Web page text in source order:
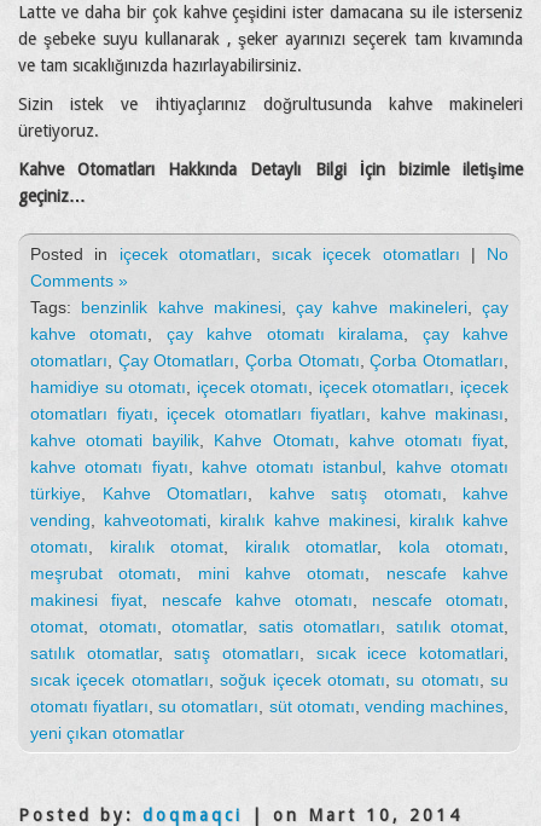
Latte ve daha bir çok kahve çeşidini ister damacana su ile isterseniz
de şebeke suyu kullanarak , şeker ayarınızı seçerek tam kıvamında
ve tam sıcaklığınızda hazırlayabilirsiniz.
Sizin istek ve ihtiyaçlarınız doğrultusunda kahve makineleri
üretiyoruz.
Kahve Otomatları Hakkında Detaylı Bilgi İçin bizimle iletişime
geçiniz…
Posted in içecek otomatları sıcak içecek otomatları | No
Comments »
Tags: benzinlik kahve makinesi,çay kahve makineleri,çay
kahve otomatı
çay kahve otomatı kiralama
çay kahve
otomatları
Çay Otomatları ,Çorba Otomatı ,Çorba Otomatları
hamidiye su otomatı
içecek otomatı içecek otomatları
içecek
otomatları fiyatı
içecek otomatları fiyatları kahve makinası
kahve otomati bayilik
Kahve Otomatı kahve otomatı fiyat
kahve otomatı fiyatı
kahve otomatı istanbul
kahve otomatı
türkiye
Kahve Otomatları kahve satış otomatı
kahve
vending
kahveotomati kiralık kahve makinesi, kiralık kahve
otomatı
kiralık otomat kiralık otomatlar, kola otomatı
meşrubat otomatı
mini kahve otomatı
nescafe kahve
makinesi fiyat
nescafe kahve otomatı nescafe otomatı
otomat
otomatı otomatlar, satis otomatları satılık otomat
satılık otomatlar,satış otomatları sıcak icece kotomatlari
sıcak içecek otomatları ,soğuk içecek otomatı ,su otomatı
su
otomatı fiyatları ,su otomatları süt otomatı vending machines
yeni çıkan otomatlar
Posted by: doqmaqci | on Mart 10, 2014